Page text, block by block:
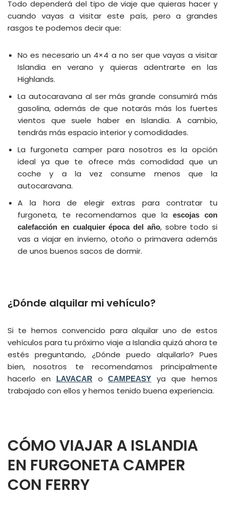
Todo dependerá del tipo de viaje que quieras hacer y
cuando vayas a visitar este país, pero a grandes
rasgos te podemos decir que:
No es necesario un 4×4 a no ser que vayas a visitar
Islandia en verano y quieras adentrarte en las
Highlands.
La autocaravana al ser más grande consumirá más
gasolina, además de que notarás más los fuertes
vientos que suele haber en Islandia. A cambio,
tendrás más espacio interior y comodidades.
La furgoneta camper para nosotros es la opción
ideal ya que te ofrece más comodidad que un
coche y a la vez consume menos que la
autocaravana.
A la hora de elegir extras para contratar tu
furgoneta, te recomendamos que la
escojas con
calefacción en cualquier época del año, sobre todo si
vas a viajar en invierno, otoño o primavera además
de unos buenos sacos de dormir.
¿Dónde alquilar mi vehículo?
Si te hemos convencido para alquilar uno de estos
vehículos para tu próximo viaje a Islandia quizá ahora te
estés preguntando, ¿Dónde puedo alquilarlo? Pues
bien, nosotros te recomendamos principalmente
hacerlo en
LAVACARoCAMPEASY
ya que hemos
trabajado con ellos y hemos tenido buena experiencia.
CÓMO VIAJAR A ISLANDIA
EN FURGONETA CAMPER
CON FERRY